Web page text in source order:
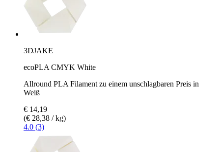
3DJAKE
ecoPLA CMYK White
Allround PLA Filament zu einem unschlagbaren Preis in
Weiß
€ 14,19
(€ 28,38 / kg)
4.0 (3)